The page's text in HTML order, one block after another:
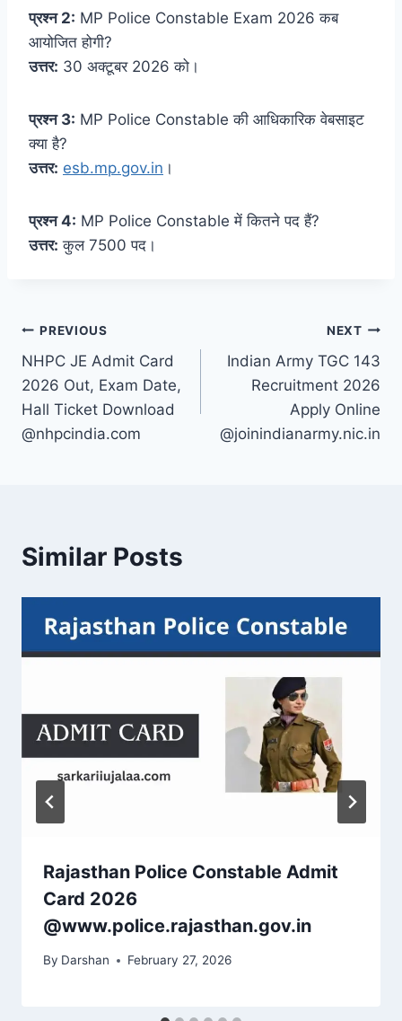
प्रश्न 2: MP Police Constable Exam 2026 कब
आयोजित होगी?
उत्तर: 30 अक्टूबर 2026 को।
प्रश्न 3: MP Police Constable की आधिकारिक वेबसाइट
क्या है?
उत्तर: esb.mp.gov.in ।
प्रश्न 4: MP Police Constable में कितने पद हैं?
उत्तर: कुल 7500 पद।
Post
navigation
PREVIOUS
NHPC JE Admit Card
2026 Out, Exam Date,
Hall Ticket Download
@nhpcindia.com
NEXT
Indian Army TGC 143
Recruitment 2026
Apply Online
@joinindianarmy.nic.in
Similar Posts
Rajasthan Police Constable Admit
Card 2026
@www.police.rajasthan.gov.in
By Darshan February 27, 2026